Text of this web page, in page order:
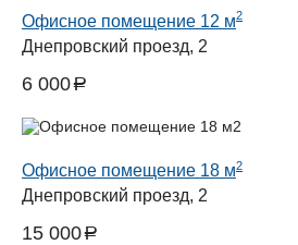
Офисное помещение 12 м2
Днепровский проезд, 2
6 000a
Офисное помещение 18 м2
Днепровский проезд, 2
15 000a